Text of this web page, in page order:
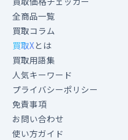
全商品一覧
買取コラム
買取Xとは
買取用語集
人気キーワード
プライバシーポリシー
免責事項
お問い合わせ
使い方ガイド